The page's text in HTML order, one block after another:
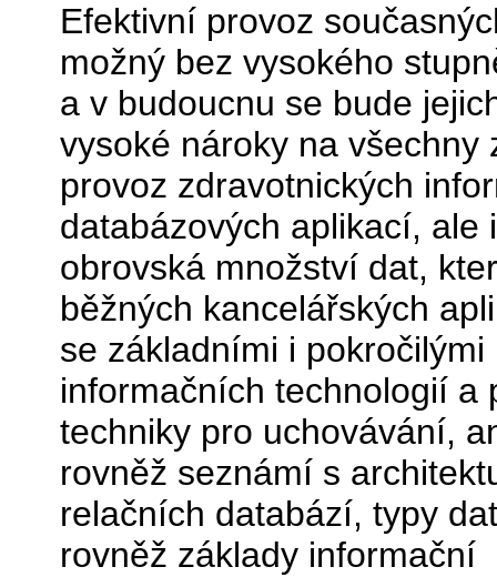
Efektivní provoz
možný bez vysokého
a v budoucnu se bude
vysoké nároky na
provoz zdravotnických
databázových aplikací, ale
obrovská množství dat,
běžných kancelářských
se základními i
informačních technologií a
techniky pro uchovávání,
rovněž seznámí s
relačních databází, typy
rovněž základy informační